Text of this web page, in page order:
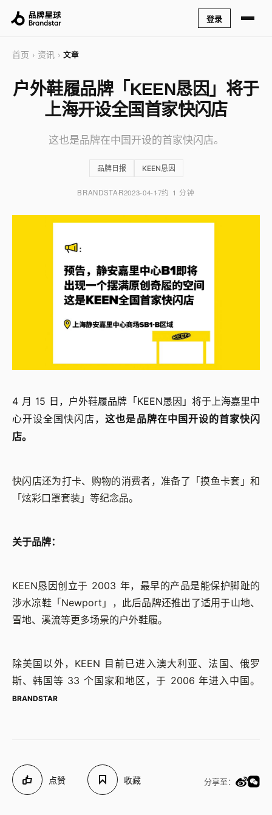
登录
首页 › 资讯 › 文章
户外鞋履品牌「KEEN恳因」将于
上海开设全国首家快闪店
这也是品牌在中国开设的首家快闪店。
品牌日报 KEEN恳因
BRANDSTAR2023-04-17约 1 分钟
4 月 15 日，户外鞋履品牌「KEEN恳因」将于上海嘉里中
心开设全国快闪店，这也是品牌在中国开设的首家快闪
店。
快闪店还为打卡、购物的消费者，准备了「摸鱼卡套」和
「炫彩口罩套装」等纪念品。
关于品牌：
KEEN恳因创立于 2003 年，最早的产品是能保护脚趾的
涉水凉鞋「Newport」，此后品牌还推出了适用于山地、
雪地、溪流等更多场景的户外鞋履。
除美国以外，KEEN 目前已进入澳大利亚、法国、俄罗
斯、韩国等 33 个国家和地区，于 2006 年进入中国。
BRANDSTAR
点赞 收藏 分享至：